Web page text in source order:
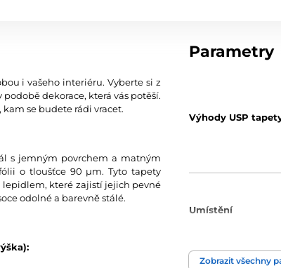
i vašeho interiéru. Vyberte si z
dekorace, která vás potěší.
se budete rádi vracet.
s jemným povrchem a matným
o tloušťce 90 µm. Tyto tapety
lepidlem, které zajistí jejich pevné
odolné a barevně stálé.
Parametry
Výhody USP
Umístění
Barva
Zobrazit všechny